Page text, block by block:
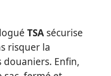
TSA sécurise
risquer la
Enfin,